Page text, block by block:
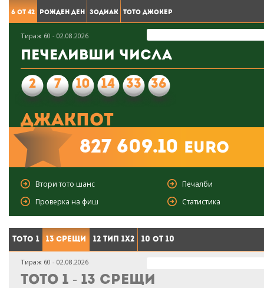
6 от 42 Рожден ден Зодиак Тото Джокер
Тираж 60 - 02.08.2026
Печеливши числа
2 7 10 14 33 36
Джакпот
827 609.10 euro
Втори тото шанс
Печалби
Проверка на фиш
Статистика
Тото 1 13 срещи 12 тип 1X2 10 от 10
Тираж 60 - 02.08.2026
Тото 1 - 13 срещи